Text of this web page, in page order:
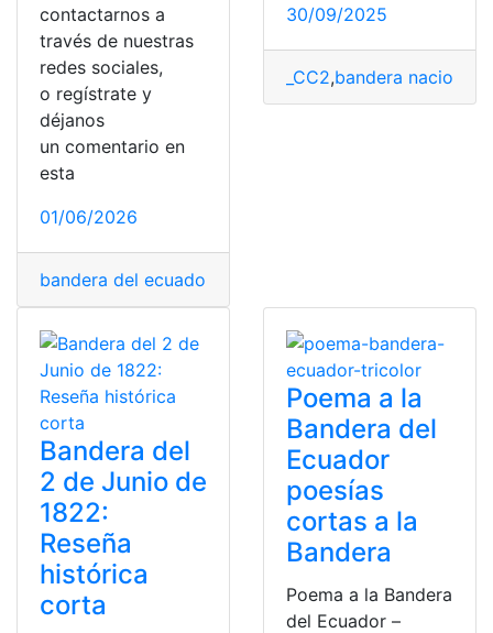
contactarnos a
través de nuestras
redes sociales,
o regístrate y
déjanos
un comentario en
esta
01/06/2026
bandera del ecuador
30/09/2025
_CC2,bandera nacional
Bandera del
2 de Junio de
1822:
Reseña
histórica
corta
Poema a la
Bandera del
Ecuador
poesías
cortas a la
Bandera
Poema a la Bandera
del Ecuador –